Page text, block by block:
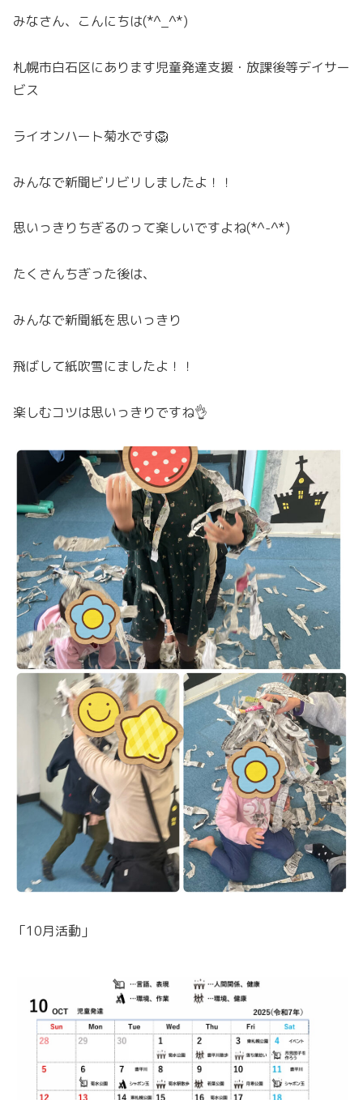
みなさん、こんにちは(*^_^*)
札幌市白石区にあります児童発達支援・放課後等デイサー
ビス
ライオンハート菊水です🦁
みんなで新聞ビリビリしましたよ！！
思いっきりちぎるのって楽しいですよね(*^-^*)
たくさんちぎった後は、
みんなで新聞紙を思いっきり
飛ばして紙吹雪にましたよ！！
楽しむコツは思いっきりですね👌
「10月活動」